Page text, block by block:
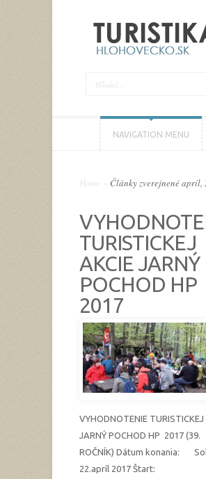
NAVIGATION MENU
Home Články zverejnené apríl,
TURISTICKEJ
AKCIE JARNÝ
POCHOD HP
2017
VYHODNOTENIE TURISTICKEJ
JARNÝ POCHOD HP 2017 (39.
ROČNÍK) Dátum konania:
22.apríl 2017